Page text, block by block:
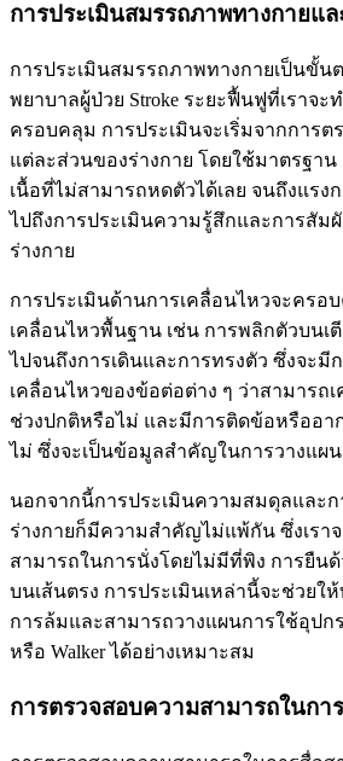
การประเมินสมรรถภาพทางกายแ
การประเมินสมรรถภาพทางกายเป็นขั้น
พยาบาลผู้ป่วย Stroke ระยะฟื้นฟูที่เราจะ
ครอบคลุม การประเมินจะเริ่มจากการต
แต่ละส่วนของร่างกาย โดยใช้มาตรฐาน
เนื้อที่ไม่สามารถหดตัวได้เลย จนถึงแรง
ไปถึงการประเมินความรู้สึกและการสัม
ร่างกาย
การประเมินด้านการเคลื่อนไหวจะครอ
เคลื่อนไหวพื้นฐาน เช่น การพลิกตัวบนเ
ไปจนถึงการเดินและการทรงตัว ซึ่งจะมี
เคลื่อนไหวของข้อต่อต่าง ๆ ว่าสามารถ
ช่วงปกติหรือไม่ และมีการติดข้อหรืออา
ไม่ ซึ่งจะเป็นข้อมูลสำคัญในการวางแผ
นอกจากนี้การประเมินความสมดุลและ
ร่างกายก็มีความสำคัญไม่แพ้กัน ซึ่งเรา
สามารถในการนั่งโดยไม่มีที่พิง การยืนด้
บนเส้นตรง การประเมินเหล่านี้จะช่วยใ
การล้มและสามารถวางแผนการใช้อุปก
หรือ Walker ได้อย่างเหมาะสม
การตรวจสอบความสามารถในกา